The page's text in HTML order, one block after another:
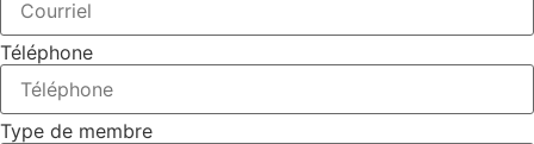
Téléphone
Type de membre